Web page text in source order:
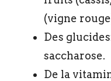
(vigne
Des
saccharose.
De la